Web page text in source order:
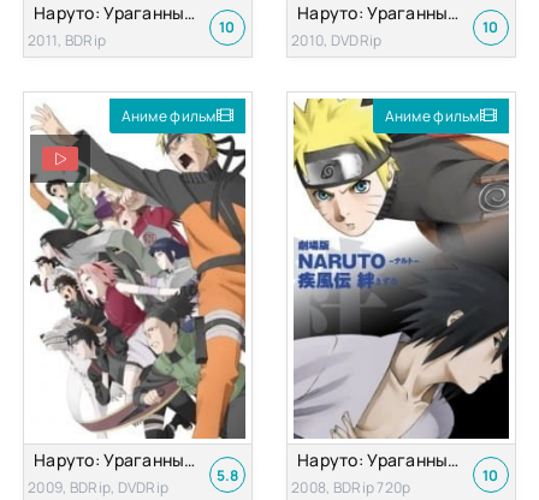
Наруто: Ураганные хроники 5 — Кровавая тюрьма (Наруто Фильм 8)
2011, BDRip
10
Наруто: Ураганные хроники 4 — Затерянная башня (Наруто Фильм 7)
2010, DVDRip
10
Аниме фильм
Наруто: Ураганные хроники 3 — Наследники воли огня (Наруто Фильм 6)
2009, BDRip, DVDRip
5.8
Аниме фильм
Наруто: Ураганные хроники 2 — Связи (Наруто Фильм 5)
2008, BDRip 720p
10